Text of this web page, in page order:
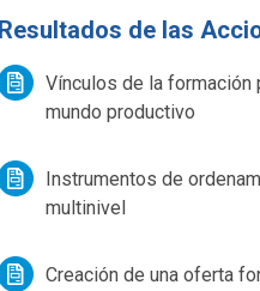
Resultados de las
Vínculos de la formación
mundo productivo
Instrumentos de
multinivel
Creación de una oferta